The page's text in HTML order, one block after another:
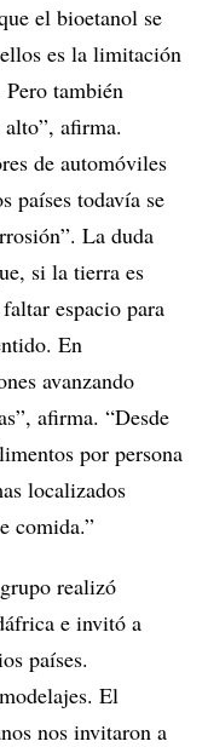
el bioetanol se
es la limitación
Pero también
afirma.
de automóviles
países todavía se
La duda
si la tierra es
espacio para
En
avanzando
afirma. “Desde
por persona
localizados
comida.”
realizó
e invitó a
países.
El
nos invitaron a